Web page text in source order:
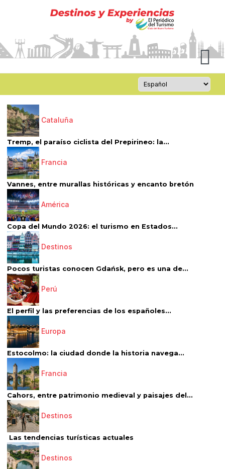
Cataluña
Tremp, el paraíso ciclista del Prepirineo: la...
Francia
Vannes, entre murallas históricas y encanto bretón
América
Copa del Mundo 2026: el turismo en Estados...
Destinos
Pocos turistas conocen Gdańsk, pero es una de...
Perú
El perfil y las preferencias de los españoles...
Europa
Estocolmo: la ciudad donde la historia navega...
Francia
Cahors, entre patrimonio medieval y paisajes del...
Destinos
Las tendencias turísticas actuales
Destinos